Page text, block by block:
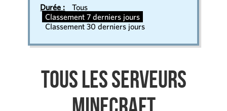
Durée :
Tous
Classement 7 derniers jours
Classement 30 derniers jours
Tous les serveurs